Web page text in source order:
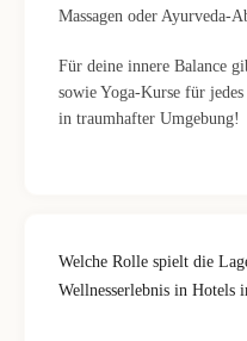
Massagen oder Ayurveda-
Für deine innere Balance
sowie Yoga-Kurse für
in traumhafter Umgebung!
Welche Rolle spielt die
Wellnesserlebnis in Hotels